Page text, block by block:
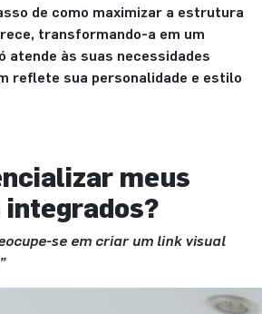
de como maximizar a estrutura
transformando-a em um
atende às suas necessidades
reflete sua personalidade e estilo
meus
se em criar um link visual